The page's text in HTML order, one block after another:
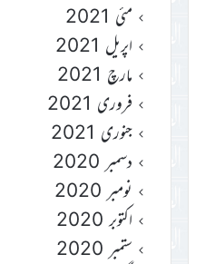
مئی 2021
اپریل 2021
مارچ 2021
فروری 2021
جنوری 2021
دسمبر 2020
نومبر 2020
اکتوبر 2020
ستمبر 2020